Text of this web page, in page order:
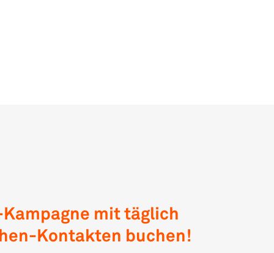
mit täglich
Kontakten buchen!